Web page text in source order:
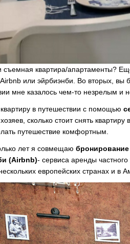
съемная квартира/апартаменты?
Airbnb или эйрбиэнби. Во вторых,
мне казалось чем-то незрелым и
квартиру в путешествии с помощью
хозяев, сколько стоит снять
путешествие комфортным.
лет я совмещаю бронирование
(Airbnb)- сервиса аренды
европейских странах и в